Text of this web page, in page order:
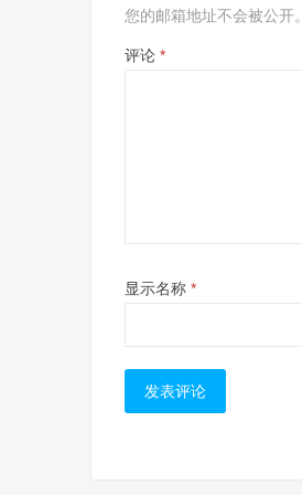
您的邮箱地址不会被公开。
评论 *
显示名称 *